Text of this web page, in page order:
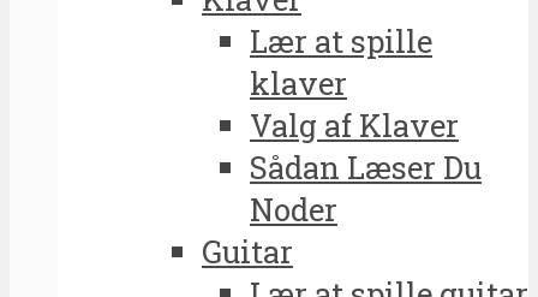
Lær at spille
klaver
Valg af Klaver
Sådan Læser Du
Noder
Guitar